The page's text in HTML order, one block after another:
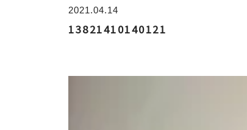
2021.04.14
13821410140121